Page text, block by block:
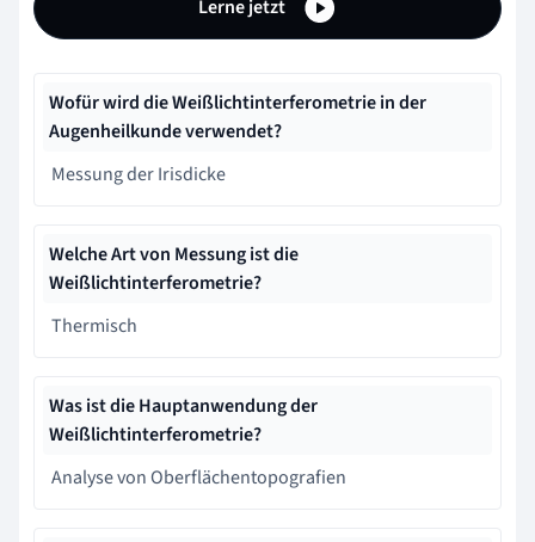
Lerne jetzt
Wofür wird die Weißlichtinterferometrie in der
Augenheilkunde verwendet?
Messung der Irisdicke
Welche Art von Messung ist die
Weißlichtinterferometrie?
Thermisch
Was ist die Hauptanwendung der
Weißlichtinterferometrie?
Analyse von Oberflächentopografien